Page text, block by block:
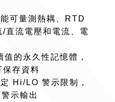
可量測熱耦、RTD
直流電壓和電流、電
的永久性記憶體，
保存資料
Hi/LO 警示限制，
示輸出